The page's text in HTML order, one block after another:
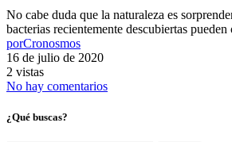
No cabe duda que la naturaleza es
bacterias recientemente descubiertas
porCronosmos
16 de julio de 2020
2 vistas
No hay comentarios
¿Qué buscas?